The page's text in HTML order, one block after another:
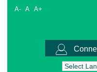
A- A A+